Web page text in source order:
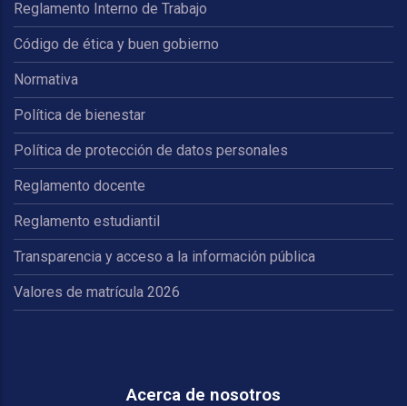
Reglamento Interno de Trabajo
Código de ética y buen gobierno
Normativa
Política de bienestar
Política de protección de datos personales
Reglamento docente
Reglamento estudiantil
Transparencia y acceso a la información pública
Valores de matrícula 2026
Acerca de nosotros